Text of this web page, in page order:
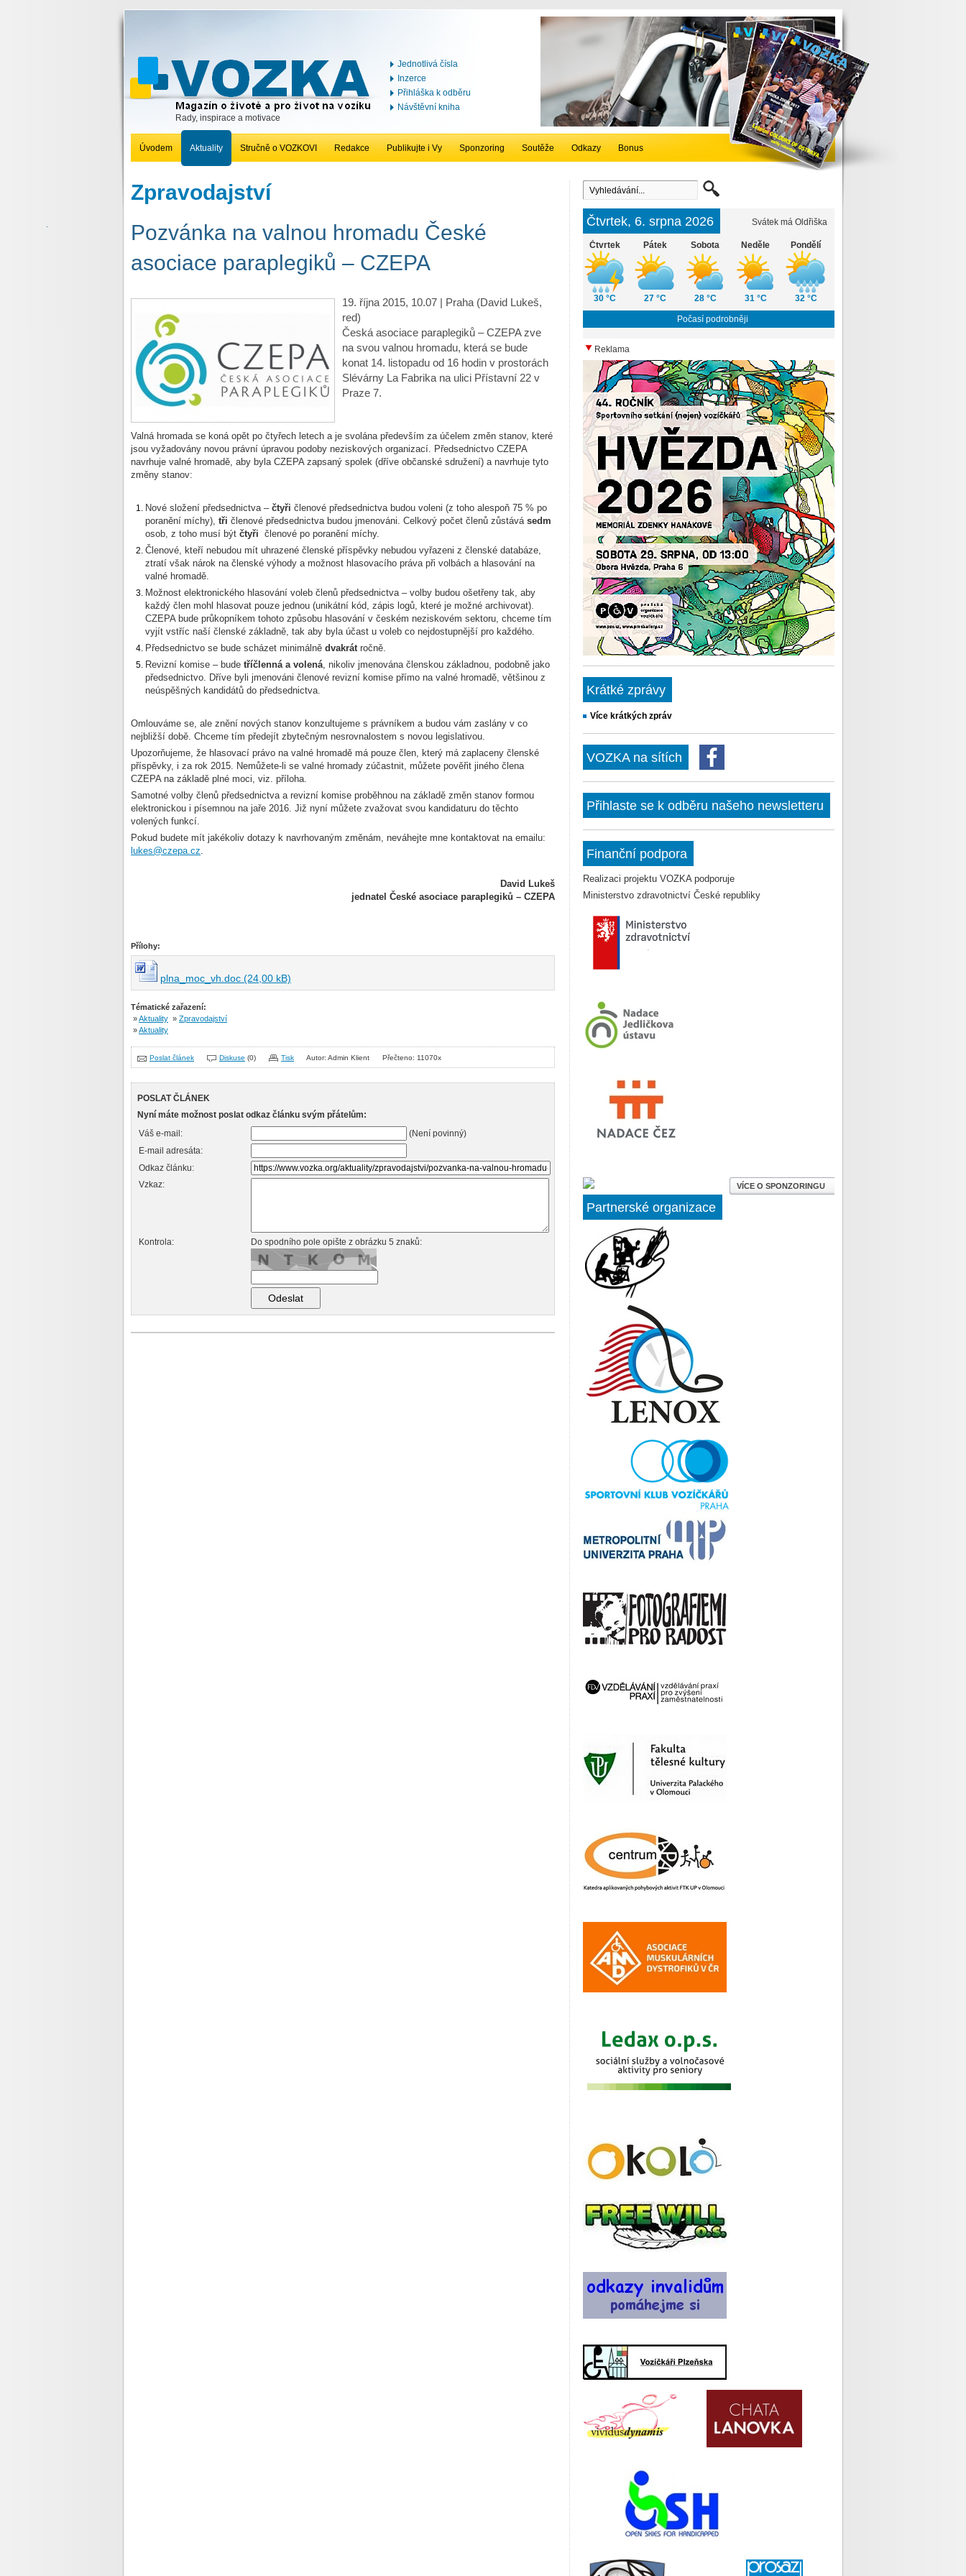
Rady, inspirace a motivace
Jednotlivá čísla
Inzerce
Přihláška k odběru
Návštěvní kniha
Úvodem Aktuality Stručně o VOZKOVI Redakce Publikujte i Vy Sponzoring Soutěže Odkazy Bonus
Zpravodajství
Pozvánka na valnou hromadu České
asociace paraplegiků – CZEPA
19. října 2015, 10.07 | Praha (David Lukeš,
red)
Česká asociace paraplegiků – CZEPA zve
na svou valnou hromadu, která se bude
konat 14. listopadu od 16 hodin v prostorách
Slévárny La Fabrika na ulici Přístavní 22 v
Praze 7.
Valná hromada se koná opět po čtyřech letech a je svolána především za účelem změn stanov, které
jsou vyžadovány novou právní úpravou podoby neziskových organizací. Předsednictvo CZEPA
navrhuje valné hromadě, aby byla CZEPA zapsaný spolek (dříve občanské sdružení) a navrhuje tyto
změny stanov:
Nové složení předsednictva – čtyři členové předsednictva budou voleni (z toho alespoň 75 % po
poranění míchy), tři členové předsednictva budou jmenováni. Celkový počet členů zůstává sedm
osob, z toho musí být čtyři členové po poranění míchy.
Členové, kteří nebudou mít uhrazené členské příspěvky nebudou vyřazeni z členské databáze,
ztratí však nárok na členské výhody a možnost hlasovacího práva při volbách a hlasování na
valné hromadě.
Možnost elektronického hlasování voleb členů předsednictva – volby budou ošetřeny tak, aby
každý člen mohl hlasovat pouze jednou (unikátní kód, zápis logů, které je možné archivovat).
CZEPA bude průkopníkem tohoto způsobu hlasování v českém neziskovém sektoru, chceme tím
vyjít vstříc naší členské základně, tak aby byla účast u voleb co nejdostupnější pro každého.
Předsednictvo se bude scházet minimálně dvakrátročně.
Revizní komise – bude tříčlenná a volená, nikoliv jmenována členskou základnou, podobně jako
předsednictvo. Dříve byli jmenováni členové revizní komise přímo na valné hromadě, většinou z
neúspěšných kandidátů do předsednictva.
Omlouváme se, ale znění nových stanov konzultujeme s právníkem a budou vám zaslány v co
nejbližší době. Chceme tím předejít zbytečným nesrovnalostem s novou legislativou.
Upozorňujeme, že hlasovací právo na valné hromadě má pouze člen, který má zaplaceny členské
příspěvky, i za rok 2015. Nemůžete-li se valné hromady zúčastnit, můžete pověřit jiného člena
CZEPA na základě plné moci, viz. příloha.
Samotné volby členů předsednictva a revizní komise proběhnou na základě změn stanov formou
elektronickou i písemnou na jaře 2016. Již nyní můžete zvažovat svou kandidaturu do těchto
volených funkcí.
Pokud budete mít jakékoliv dotazy k navrhovaným změnám, neváhejte mne kontaktovat na emailu:
lukes@czepa.cz.
David Lukeš
jednatel České asociace paraplegiků – CZEPA
Přílohy:
plna_moc_vh.doc (24,00 kB)
Tématické zařazení:
»Aktuality » Zpravodajství
»Aktuality
Poslat článek Diskuse (0) Tisk Autor: Admin Klient Přečteno: 11070x
POSLAT ČLÁNEK
Nyní máte možnost poslat odkaz článku svým přátelům:
Váš e-mail:
(Není povinný)
E-mail adresáta:
Odkaz článku:
Vzkaz:
Kontrola: Do spodního pole opište z obrázku 5 znaků:
Čtvrtek, 6. srpna 2026 Svátek má Oldřiška
Čtvrtek
30 °C
Pátek
27 °C
Sobota
28 °C
Neděle
31 °C
Pondělí
32 °C
Počasí podrobněji
Reklama
Krátké zprávy
Více krátkých zpráv
VOZKA na sítích
Přihlaste se k odběru našeho newsletteru
Finanční podpora
Realizaci projektu VOZKA podporuje
Ministerstvo zdravotnictví České republiky
VÍCE O SPONZORINGU
Partnerské organizace